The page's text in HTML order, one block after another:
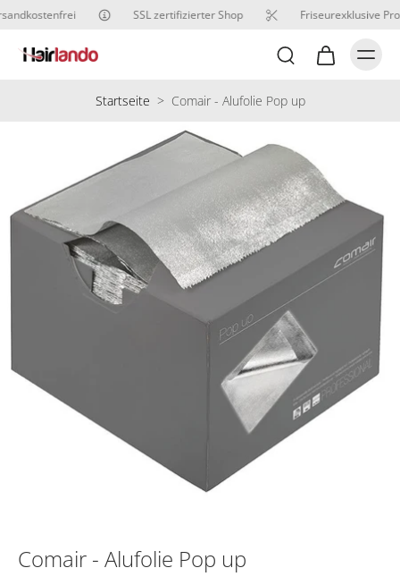
SSL zertifizierter Shop Friseurexklusive
Startseite > Comair - Alufolie Pop up
Comair - Alufolie Pop up